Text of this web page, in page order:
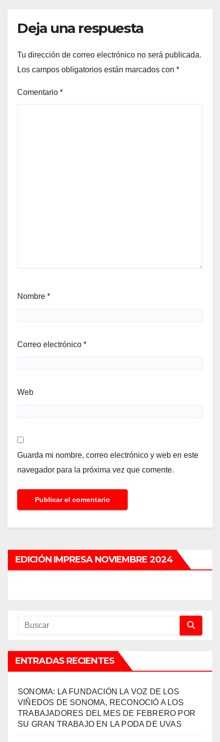
Deja una respuesta
Tu dirección de correo electrónico no será publicada.
Los campos obligatorios están marcados con *
Comentario *
Nombre *
Correo electrónico *
Web
Guarda mi nombre, correo electrónico y web en este
navegador para la próxima vez que comente.
EDICIÓN IMPRESA NOVIEMBRE 2024
ENTRADAS RECIENTES
SONOMA: LA FUNDACIÓN LA VOZ DE LOS
VIÑEDOS DE SONOMA, RECONOCIÓ A LOS
TRABAJADORES DEL MES DE FEBRERO POR
SU GRAN TRABAJO EN LA PODA DE UVAS